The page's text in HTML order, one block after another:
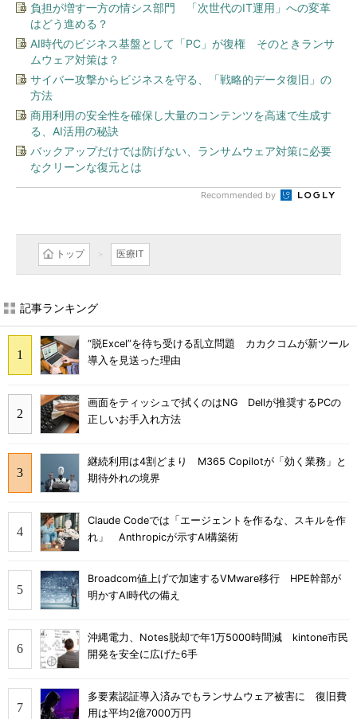
負担が増す一方の情シス部門 「次世代のIT運用」への変革
はどう進める？
AI時代のビジネス基盤として「PC」が復権 そのときランサ
ムウェア対策は？
サイバー攻撃からビジネスを守る、「戦略的データ復旧」の
方法
商用利用の安全性を確保し大量のコンテンツを高速で生成す
る、AI活用の秘訣
バックアップだけでは防げない、ランサムウェア対策に必要
なクリーンな復元とは
Recommended by
トップ 医療IT
記事ランキング
“脱Excel”を待ち受ける乱立問題 カカクコムが新ツール
導入を見送った理由
画面をティッシュで拭くのはNG Dellが推奨するPCの
正しいお手入れ方法
継続利用は4割どまり M365 Copilotが「効く業務」と
期待外れの境界
Claude Codeでは「エージェントを作るな、スキルを作
れ」 Anthropicが示すAI構築術
Broadcom値上げで加速するVMware移行 HPE幹部が
明かすAI時代の備え
沖縄電力、Notes脱却で年1万5000時間減 kintone市民
開発を安全に広げた6手
多要素認証導入済みでもランサムウェア被害に 復旧費
用は平均2億7000万円